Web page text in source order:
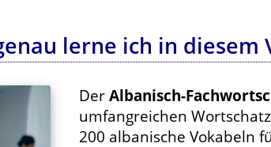
lerne ich in diesem
Der Albanisch-
umfangreichen
200 albanische Vokabeln